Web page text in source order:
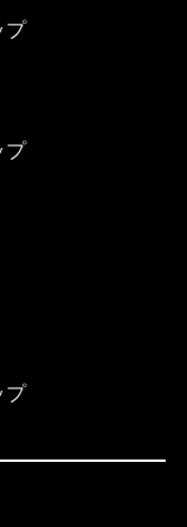
プ
プ
プ